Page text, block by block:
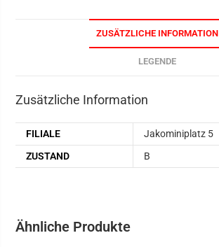
ZUSÄTZLICHE INFORMATION
LEGENDE
Zusätzliche Information
FILIALE
Jakominiplatz 5
ZUSTAND
B
Ähnliche Produkte